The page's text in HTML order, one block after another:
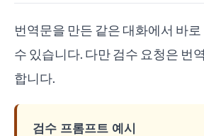
번역문을 만든 같은 대화에서 바
수 있습니다. 다만 검수 요청은 번
합니다.
검수 프롬프트 예시